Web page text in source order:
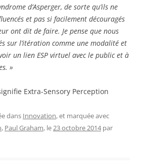
d’Asperger, de sorte qu’ils ne
et pas si facilement découragés
ont dit de faire. Je pense que nous
sur l’itération comme une modalité et
un lien ESP virtuel avec le public et à
»
Extra-Sensory Perception
dans Innovation, et marquée avec
, Paul Graham, le23 octobre 2014 par